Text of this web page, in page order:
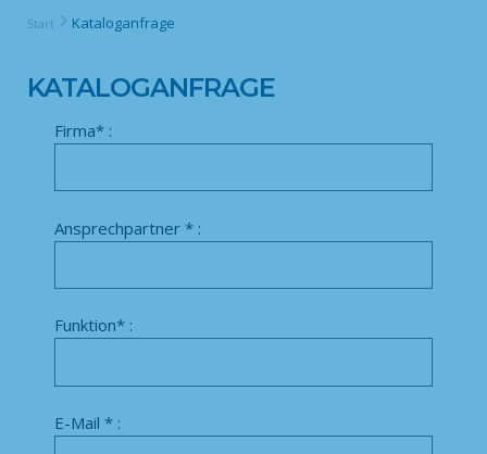
Start Kataloganfrage
KATALOGANFRAGE
Firma* :
Ansprechpartner * :
Funktion* :
E-Mail * :